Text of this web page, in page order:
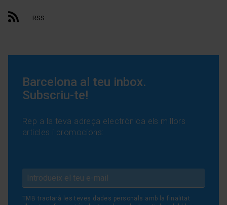
RSS
Barcelona al teu inbox.
Subscriu-te!
Rep a la teva adreça electrònica els millors
articles i promocions:
TMB tractarà les teves dades personals amb la finalitat